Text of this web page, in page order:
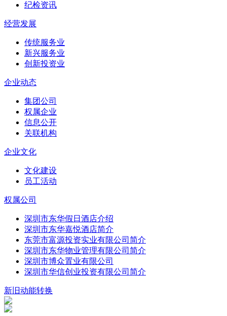
纪检资讯
经营发展
传统服务业
新兴服务业
创新投资业
企业动态
集团公司
权属企业
信息公开
关联机构
企业文化
文化建设
员工活动
权属公司
深圳市东华假日酒店介绍
深圳市东华嘉悦酒店简介
东莞市富源投资实业有限公司简介
深圳市东华物业管理有限公司简介
深圳市博众置业有限公司
深圳市华信创业投资有限公司简介
新旧动能转换